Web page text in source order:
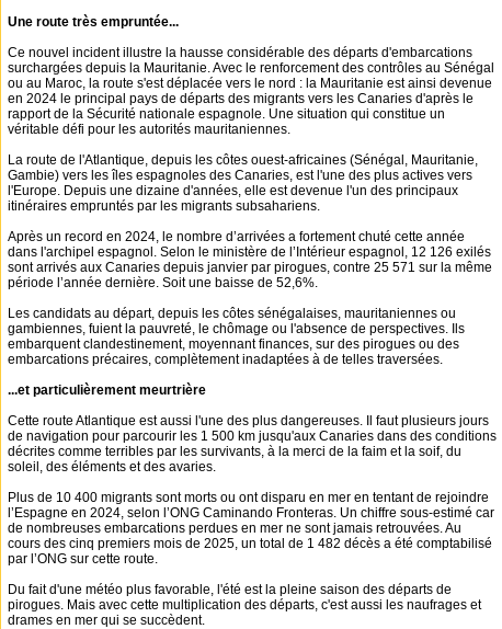
Une route très empruntée...
Ce nouvel incident illustre la hausse considérable des départs d'embarcations
surchargées depuis la Mauritanie. Avec le renforcement des contrôles au Sénégal
ou au Maroc, la route s'est déplacée vers le nord : la Mauritanie est ainsi devenue
en 2024 le principal pays de départs des migrants vers les Canaries d'après le
rapport de la Sécurité nationale espagnole. Une situation qui constitue un
véritable défi pour les autorités mauritaniennes.
La route de l'Atlantique, depuis les côtes ouest-africaines (Sénégal, Mauritanie,
Gambie) vers les îles espagnoles des Canaries, est l'une des plus actives vers
l'Europe. Depuis une dizaine d'années, elle est devenue l'un des principaux
itinéraires empruntés par les migrants subsahariens.
Après un record en 2024, le nombre d’arrivées a fortement chuté cette année
dans l'archipel espagnol. Selon le ministère de l’Intérieur espagnol, 12 126 exilés
sont arrivés aux Canaries depuis janvier par pirogues, contre 25 571 sur la même
période l’année dernière. Soit une baisse de 52,6%.
Les candidats au départ, depuis les côtes sénégalaises, mauritaniennes ou
gambiennes, fuient la pauvreté, le chômage ou l'absence de perspectives. Ils
embarquent clandestinement, moyennant finances, sur des pirogues ou des
embarcations précaires, complètement inadaptées à de telles traversées.
...et particulièrement meurtrière
Cette route Atlantique est aussi l'une des plus dangereuses. Il faut plusieurs jours
de navigation pour parcourir les 1 500 km jusqu'aux Canaries dans des conditions
décrites comme terribles par les survivants, à la merci de la faim et la soif, du
soleil, des éléments et des avaries.
Plus de 10 400 migrants sont morts ou ont disparu en mer en tentant de rejoindre
l’Espagne en 2024, selon l’ONG Caminando Fronteras. Un chiffre sous-estimé car
de nombreuses embarcations perdues en mer ne sont jamais retrouvées. Au
cours des cinq premiers mois de 2025, un total de 1 482 décès a été comptabilisé
par l’ONG sur cette route.
Du fait d'une météo plus favorable, l'été est la pleine saison des départs de
pirogues. Mais avec cette multiplication des départs, c'est aussi les naufrages et
drames en mer qui se succèdent.